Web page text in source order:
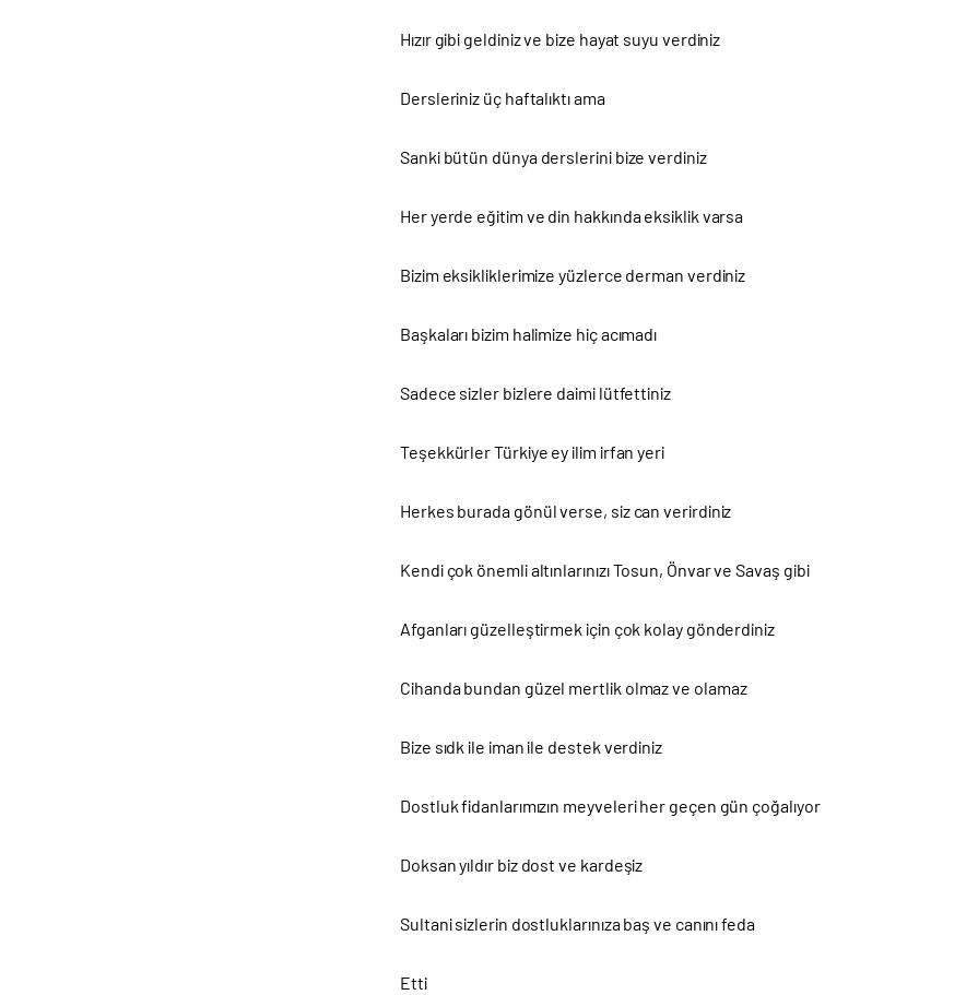
Hızır gibi geldiniz ve bize hayat suyu verdiniz
Dersleriniz üç haftalıktı ama
Sanki bütün dünya derslerini bize verdiniz
Her yerde eğitim ve din hakkında eksiklik varsa
Bizim eksikliklerimize yüzlerce derman verdiniz
Başkaları bizim halimize hiç acımadı
Sadece sizler bizlere daimi lütfettiniz
Teşekkürler Türkiye ey ilim irfan yeri
Herkes burada gönül verse, siz can verirdiniz
Kendi çok önemli altınlarınızı Tosun, Önvar ve Savaş gibi
Afganları güzelleştirmek için çok kolay gönderdiniz
Cihanda bundan güzel mertlik olmaz ve olamaz
Bize sıdk ile iman ile destek verdiniz
Dostluk fidanlarımızın meyveleri her geçen gün çoğalıyor
Doksan yıldır biz dost ve kardeşiz
Sultani sizlerin dostluklarınıza baş ve canını feda
Etti